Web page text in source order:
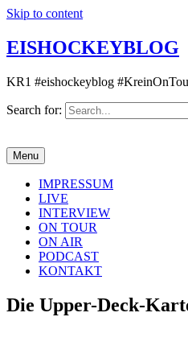
Skip to content
EISHOCKEYBLOG
KR1 #eishockeyblog
Search for:
Menu
IMPRESSUM
LIVE
INTERVIEW
ON TOUR
ON AIR
PODCAST
KONTAKT
Die Upper-Deck-